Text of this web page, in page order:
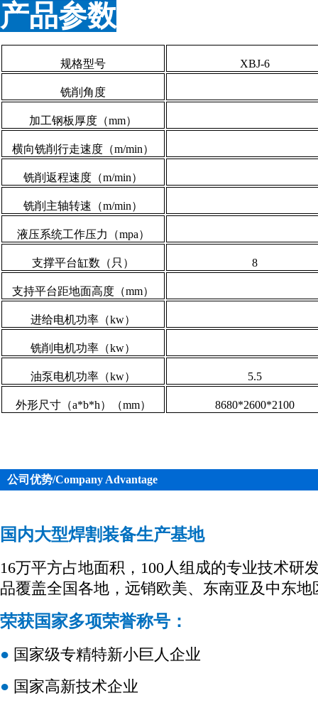
产品参数
规格型号 XBJ-6
铣削角度
加工钢板厚度（mm）
横向铣削行走速度（m/min）
铣削返程速度（m/min）
铣削主轴转速（m/min）
液压系统工作压力（mpa）
支撑平台缸数（只） 8
支持平台距地面高度（mm）
进给电机功率（kw）
铣削电机功率（kw）
油泵电机功率（kw） 5.5
外形尺寸（a*b*h）（mm） 8680*2600*2100
公司优势/Company Advantage
国内大型焊割装备生产基地
16万平方占地面积，100人组成的专业技术研
品覆盖全国各地，远销欧美、东南亚及中东地
荣获国家多项荣誉称号：
● 国家级专精特新小巨人企业
● 国家高新技术企业